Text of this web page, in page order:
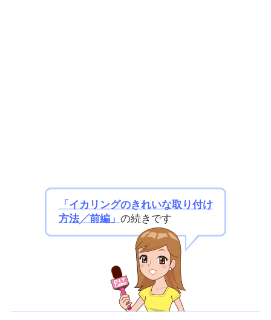
「イカリングのきれいな取り付け
方法╱前編」 の続きです